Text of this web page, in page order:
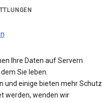
Ihre Daten auf Servern
Sie leben.
und einige bieten mehr Schutz
werden, wenden wir